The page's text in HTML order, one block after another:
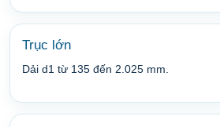
Trục lớn
Dải d1 từ 135 đến 2.025 mm.